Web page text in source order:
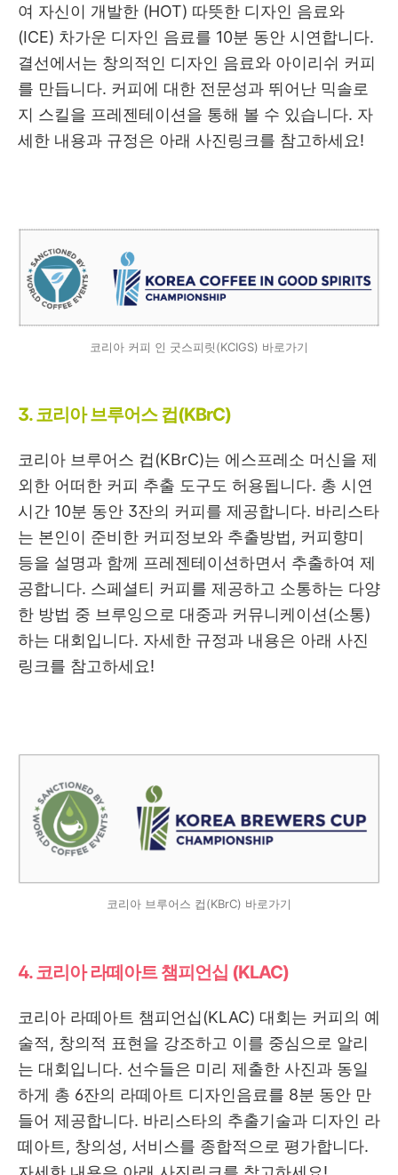
여 자신이 개발한 (HOT) 따뜻한 디자인 음료와
(ICE) 차가운 디자인 음료를 10분 동안 시연합니다.
결선에서는 창의적인 디자인 음료와 아이리쉬 커피
를 만듭니다. 커피에 대한 전문성과 뛰어난 믹솔로
지 스킬을 프레젠테이션을 통해 볼 수 있습니다. 자
세한 내용과 규정은 아래 사진링크를 참고하세요!
코리아 커피 인 굿스피릿(KCIGS) 바로가기
3. 코리아 브루어스 컵(KBrC)
코리아 브루어스 컵(KBrC)는 에스프레소 머신을 제
외한 어떠한 커피 추출 도구도 허용됩니다. 총 시연
시간 10분 동안 3잔의 커피를 제공합니다. 바리스타
는 본인이 준비한 커피정보와 추출방법, 커피향미
등을 설명과 함께 프레젠테이션하면서 추출하여 제
공합니다. 스페셜티 커피를 제공하고 소통하는 다양
한 방법 중 브루잉으로 대중과 커뮤니케이션(소통)
하는 대회입니다. 자세한 규정과 내용은 아래 사진
링크를 참고하세요!
코리아 브루어스 컵(KBrC) 바로가기
4. 코리아 라떼아트 챔피언십 (KLAC)
코리아 라떼아트 챔피언십(KLAC) 대회는 커피의 예
술적, 창의적 표현을 강조하고 이를 중심으로 알리
는 대회입니다. 선수들은 미리 제출한 사진과 동일
하게 총 6잔의 라떼아트 디자인음료를 8분 동안 만
들어 제공합니다. 바리스타의 추출기술과 디자인 라
떼아트, 창의성, 서비스를 종합적으로 평가합니다.